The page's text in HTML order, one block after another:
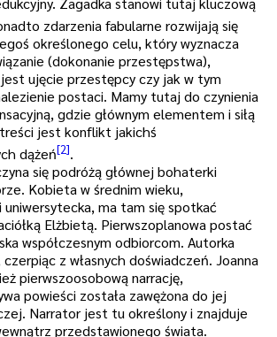
zdarzenia fabularne rozwijają się
określonego celu, który wyznacza
(dokonanie przestępstwa),
ujęcie przestępcy czy jak w tym
postaci. Mamy tutaj do czynienia
gdzie głównym elementem i siłą
jest konflikt jakichś
dążeń[2].
się podróżą głównej bohaterki
Kobieta w średnim wieku,
uniwersytecka, ma tam się spotkać
Elżbietą. Pierwszoplanowa postać
współczesnym odbiorcom. Autorka
czerpiąc z własnych doświadczeń. Joanna
pierwszoosobową narrację,
powieści została zawężona do jej
Narrator jest tu określony i znajduje
przedstawionego świata.